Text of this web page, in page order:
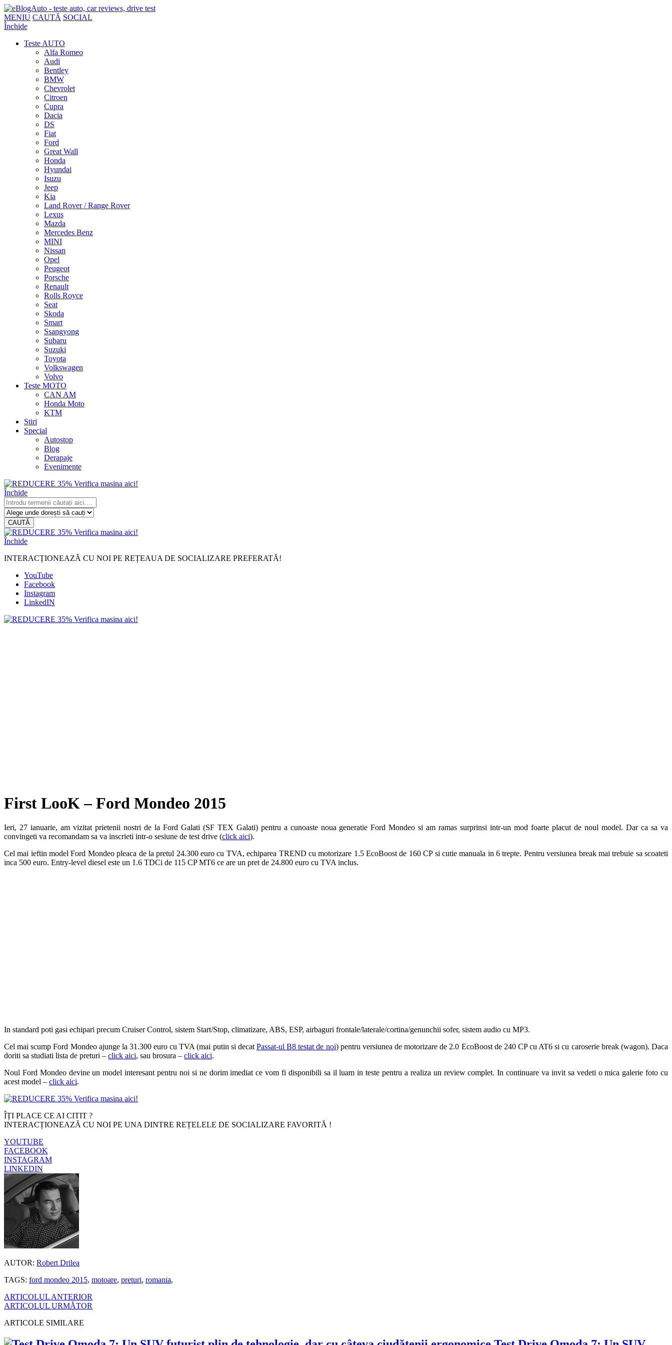
MENIU CAUTĂ SOCIAL
Închide
Teste AUTO
Alfa Romeo
Audi
Bentley
BMW
Chevrolet
Citroen
Cupra
Dacia
DS
Fiat
Ford
Great Wall
Honda
Hyundai
Isuzu
Jeep
Kia
Land Rover / Range Rover
Lexus
Mazda
Mercedes Benz
MINI
Nissan
Opel
Peugeot
Porsche
Renault
Rolls Royce
Seat
Skoda
Smart
Ssangyong
Subaru
Suzuki
Toyota
Volkswagen
Volvo
Teste MOTO
CAN AM
Honda Moto
KTM
Stiri
Special
Autostop
Blog
Derapaje
Evenimente
Închide
CAUTĂ
Închide
INTERACȚIONEAZĂ CU NOI PE REȚEAUA DE SOCIALIZARE PREFERATĂ!
YouTube
Facebook
Instagram
LinkedIN
First LooK – Ford Mondeo 2015
Ieri, 27 ianuarie, am vizitat prietenii nostri de la Ford Galati (SF TEX Galati) pentru a cunoaste noua generatie Ford Mondeo si am ramas surprinsi intr-un mod foarte placut de noul model. Dar ca sa va
convingeti va recomandam sa va inscrieti intr-o sesiune de test drive (click aici).
Cel mai ieftin model Ford Mondeo pleaca de la pretul 24.300 euro cu TVA, echiparea TREND cu motorizare 1.5 EcoBoost de 160 CP si cutie manuala in 6 trepte. Pentru versiunea break mai trebuie sa scoateti
inca 500 euro. Entry-level diesel este un 1.6 TDCi de 115 CP MT6 ce are un pret de 24.800 euro cu TVA inclus.
In standard poti gasi echipari precum Cruiser Control, sistem Start/Stop, climatizare, ABS, ESP, airbaguri frontale/laterale/cortina/genunchii sofer, sistem audio cu MP3.
Cel mai scump Ford Mondeo ajunge la 31.300 euro cu TVA (mai putin si decatPassat-ul B8 testat de noi) pentru versiunea de motorizare de 2.0 EcoBoost de 240 CP cu AT6 si cu caroserie break (wagon). Daca
doriti sa studiati lista de preturi – click aici, sau brosura – click aici.
Noul Ford Mondeo devine un model interesant pentru noi si ne dorim imediat ce vom fi disponibili sa il luam in teste pentru a realiza un review complet. In continuare va invit sa vedeti o mica galerie foto cu
acest model – click aici.
ÎȚI PLACE CE AI CITIT ?
INTERACȚIONEAZĂ CU NOI PE UNA DINTRE REȚELELE DE SOCIALIZARE FAVORITĂ !
YOUTUBE
FACEBOOK
INSTAGRAM
LINKEDIN
AUTOR: Robert Drilea
TAGS: ford mondeo 2015, motoare, preturi, romania,
ARTICOLUL ANTERIOR
ARTICOLUL URMĂTOR
ARTICOLE SIMILARE